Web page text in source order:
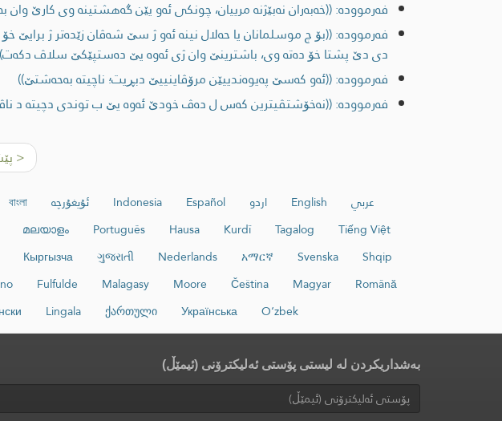
فەرموودە: ((خه‌به‌ران نه‌بێژنه‌ مرییان، چونكی ئه‌و یێن گه‌هشتینه‌ وی كارێ وان
فەرموودە: ((بۆ چ موسلمانان یا حه‌لال نینه‌ ئه‌و ژ سێ شه‌ڤان زێده‌تر ژ
دی دێ پشتا خۆ ده‌ته‌ وی، باشترینێ وان ژی ئه‌وه‌ یێ ده‌ستپێكێ سلاڤ
فەرموودە: ((ئه‌و كه‌سێ په‌یوه‌ندییێن مرۆڤاینییێ دبڕیت؛ ناچیته‌ به‌حه‌شتێ))
فەرموودە: ((نه‌خۆشتڤیترین كه‌س ل ده‌ڤ خودێ ئه‌وه‌ یێ ب توندی دچیته‌ د
<
عربي English اردو Español
Indonesia ئۇيغۇرچە বাংলা
Tiếng Việt
Tagalog
Kurdî
Hausa
Português
മലയാളം
Shqip
Svenska
አማርኛ
Nederlands
ગુજરાતી
Кыргызча
Română
Magyar
Čeština
Moore
Malagasy
Fulfulde
O‘zbek
Українська
ქართული
Lingala
بەشداریکردن لە لیستی پۆستی ئەلیکترۆنی (ئیمێڵ)